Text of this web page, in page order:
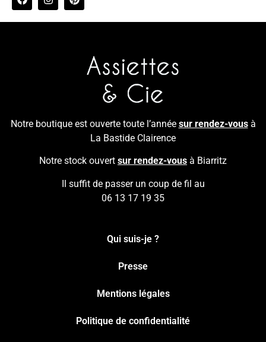
Notre boutique est ouverte toute l’année sur rendez-vousà
La Bastide Clairence
Notre stock ouvert sur rendez-vous à Biarritz
Il suffit de passer un coup de fil au
06 13 17 19 35
Qui suis-je ?
Presse
Mentions légales
Politique de confidentialité